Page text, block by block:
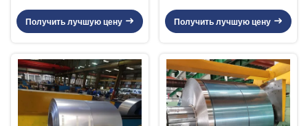
стали 304
Получить лучшую цену
для общего назначения
Получить лучшую цену